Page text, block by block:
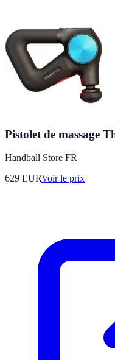
Pistolet de massage
Handball Store FR
629 EURVoir le prix